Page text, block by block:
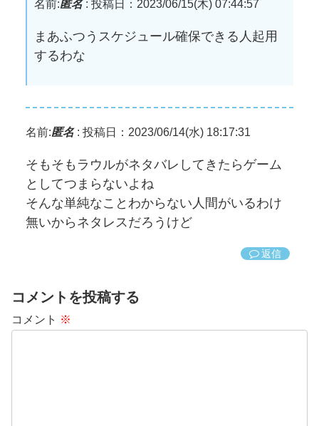
名前:匿名: 投稿日：2023/06/15(木) 07:44:57
まあふつうスケジュール確保できる人起用
するわな
名前:匿名: 投稿日：2023/06/14(水) 18:17:31
そもそもラウルがネタバレしてきたらゲーム
としてつまらないよね
そんな単純なことわからない人間がいるわけ
無いからネタレスだろうけど
返信
コメントを投稿する
コメント ※